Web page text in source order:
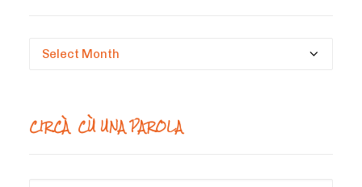
Circà
CIRCÀ CÙ UNA PAROLA